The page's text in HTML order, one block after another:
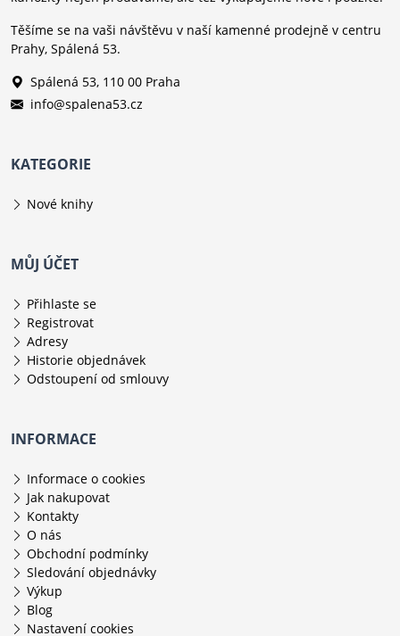
Těšíme se na vaši návštěvu v naší kamenné prodejně v centru
Prahy, Spálená 53.
Spálená 53, 110 00 Praha
info@spalena53.cz
KATEGORIE
Nové knihy
MŮJ ÚČET
Přihlaste se
Registrovat
Adresy
Historie objednávek
Odstoupení od smlouvy
INFORMACE
Informace o cookies
Jak nakupovat
Kontakty
O nás
Obchodní podmínky
Sledování objednávky
Výkup
Blog
Nastavení cookies